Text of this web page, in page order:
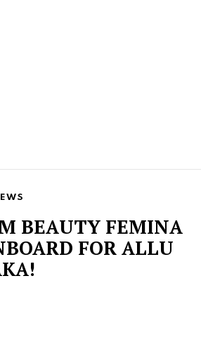
BEAUTY FEMINA
FOR ALLU